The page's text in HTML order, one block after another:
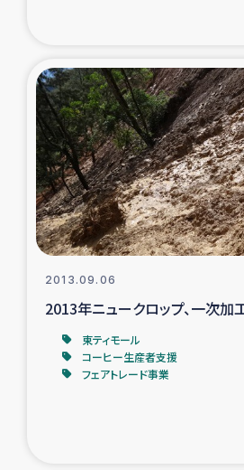
ガザ地区での公園の緑化
ガザ地区における被災住
ガザ地区酪農を通した女性
ふりかけ普及と食生活改善
緊急支援事
女性の生計向上を通じた子ど
2013.09.06
2013年ニュークロップ、一次加
東ティモール
コーヒー生産者支援
フェアトレード事業